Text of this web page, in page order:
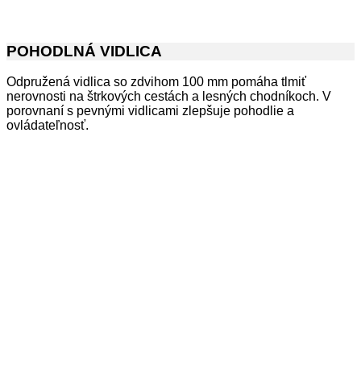
POHODLNÁ VIDLICA
Odpružená vidlica so zdvihom 100 mm pomáha tlmiť
nerovnosti na štrkových cestách a lesných chodníkoch. V
porovnaní s pevnými vidlicami zlepšuje pohodlie a
ovládateľnosť.